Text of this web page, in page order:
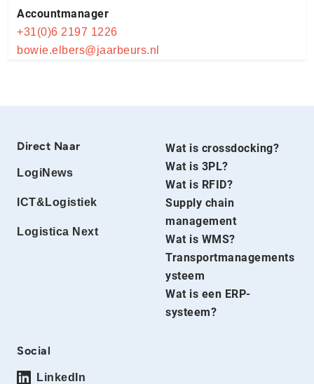
Accountmanager
+31(0)6 2197 1226
bowie.elbers@jaarbeurs.nl
Direct Naar
LogiNews
ICT&Logistiek
Logistica Next
Wat is crossdocking?
Wat is 3PL?
Wat is RFID?
Supply chain
management
Wat is WMS?
Transportmanagements
ysteem
Wat is een ERP-
systeem?
Social
LinkedIn